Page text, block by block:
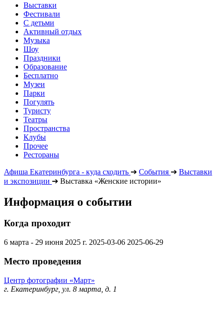
Выставки
Фестивали
С детьми
Активный отдых
Музыка
Шоу
Праздники
Образование
Бесплатно
Музеи
Парки
Погулять
Туристу
Театры
Пространства
Клубы
Прочее
Рестораны
Афиша Екатеринбурга - куда сходить ➔ События ➔ Выставки
и экспозиции ➔ Выставка «Женские истории»
Информация о событии
Когда проходит
6 марта - 29 июня 2025 г. 2025-03-06 2025-06-29
Место проведения
Центр фотографии «Март»
г. Екатеринбург, ул. 8 марта, д. 1